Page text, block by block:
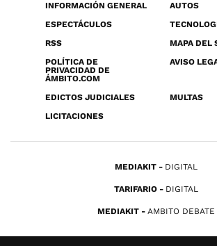
INFORMACIÓN GENERAL
AUTOS
ESPECTÁCULOS
RSS
MAPA DEL
POLÍTICA DE
PRIVACIDAD DE
ÁMBITO.COM
AVISO
EDICTOS JUDICIALES
MULTAS
LICITACIONES
MEDIAKIT DIGITAL
TARIFARIO DIGITAL
MEDIAKIT AMBITO DEBATE